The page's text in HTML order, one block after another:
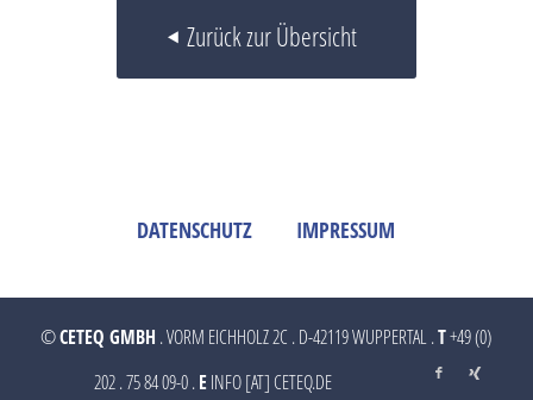
Zurück zur Übersicht
DATENSCHUTZ IMPRESSUM
©CETEQ GMBH . VORM EICHHOLZ 2C . D-42119 WUPPERTAL .T+49 (0)
202 . 75 84 09-0 .EINFO [AT] CETEQ.DE